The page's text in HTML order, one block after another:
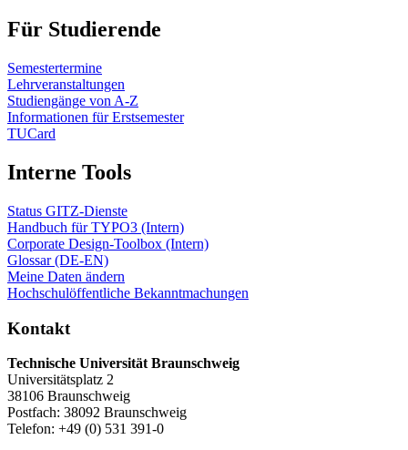
Für Studierende
Semestertermine
Lehrveranstaltungen
Studiengänge von A-Z
Informationen für Erstsemester
TUCard
Interne Tools
Status GITZ-Dienste
Handbuch für TYPO3 (Intern)
Corporate Design-Toolbox (Intern)
Glossar (DE-EN)
Meine Daten ändern
Hochschulöffentliche Bekanntmachungen
Kontakt
Technische Universität Braunschweig
Universitätsplatz 2
38106 Braunschweig
Postfach: 38092 Braunschweig
Telefon: +49 (0) 531 391-0